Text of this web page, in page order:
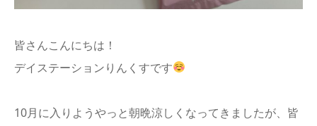
皆さんこんにちは！
デイステーションりんくすです
10月に入りようやっと朝晩涼しくなってきましたが、皆
info